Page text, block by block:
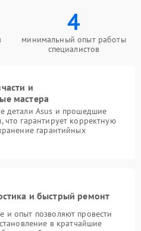
4
минимальный опыт работы
специалистов
и
мастера
детали Asus и прошедшие
гарантирует корректную
гарантийных
и быстрый ремонт
опыт позволяют провести
в кратчайшие